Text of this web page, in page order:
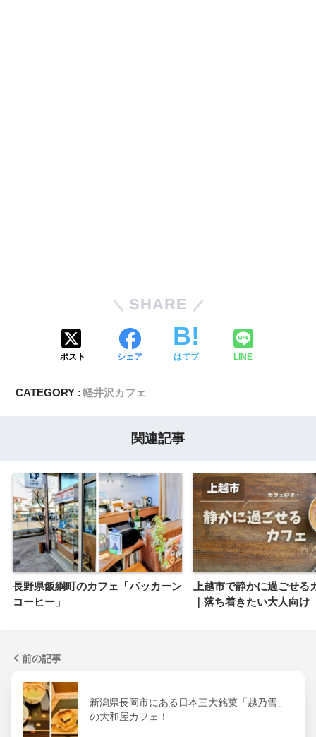
SHARE
ポスト シェア はてブ LINE
CATEGORY :軽井沢カフェ
関連記事
長野県飯綱町のカフェ「パッカーン
コーヒー」
上越市で静かに過ごせる
｜落ち着きたい大人向け
前の記事
新潟県長岡市にある日本三大銘菓「越乃雪」
の大和屋カフェ！